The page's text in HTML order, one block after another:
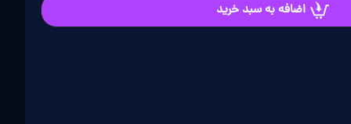
اضافه به سبد خرید